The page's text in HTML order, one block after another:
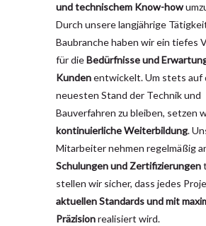
und technischem Know-how
Durch unsere langjährige
Baubranche haben wir ein tiefes
für dieBedürfnisse und
Kundenentwickelt. Um stets auf
neuesten Stand der Technik und
Bauverfahren zu bleiben, setzen
kontinuierliche Weiterbildung.
Mitarbeiter nehmen regelmäßig
Schulungen und Zertifizierungen
stellen wir sicher, dass jedes
aktuellen Standards und mit
Präzisionrealisiert wird.